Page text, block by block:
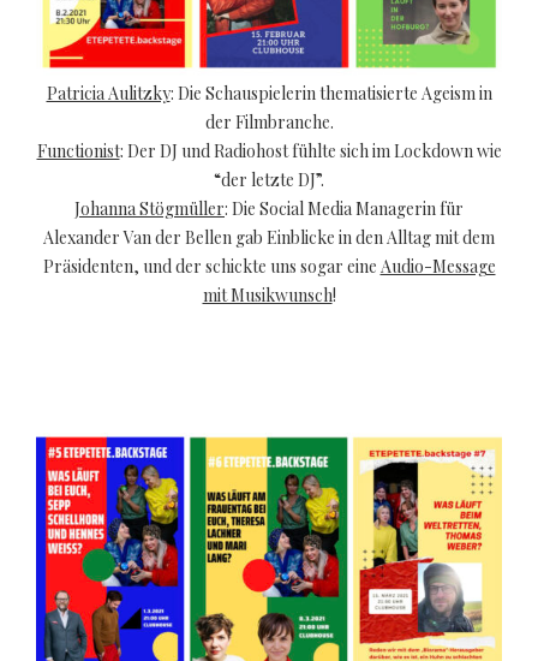
Patricia Aulitzky: Die Schauspielerin thematisierte Ageism in
der Filmbranche.
Functionist: Der DJ und Radiohost fühlte sich im Lockdown wie
“der letzte DJ”.
Johanna Stögmüller: Die Social Media Managerin für
Alexander Van der Bellen gab Einblicke in den Alltag mit dem
Präsidenten, und der schickte uns sogar eine Audio-Message
mit Musikwunsch!